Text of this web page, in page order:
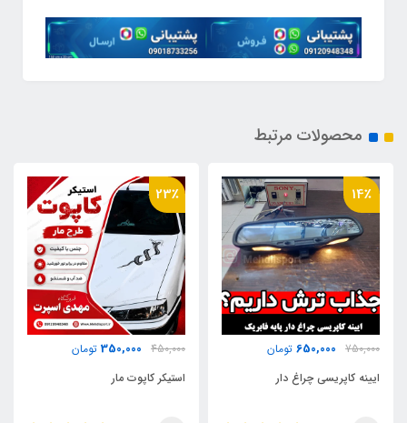
محصولات مرتبط
23٪
450,000
350,000
استیکر کاپوت مار
36٪
700,000
450,000